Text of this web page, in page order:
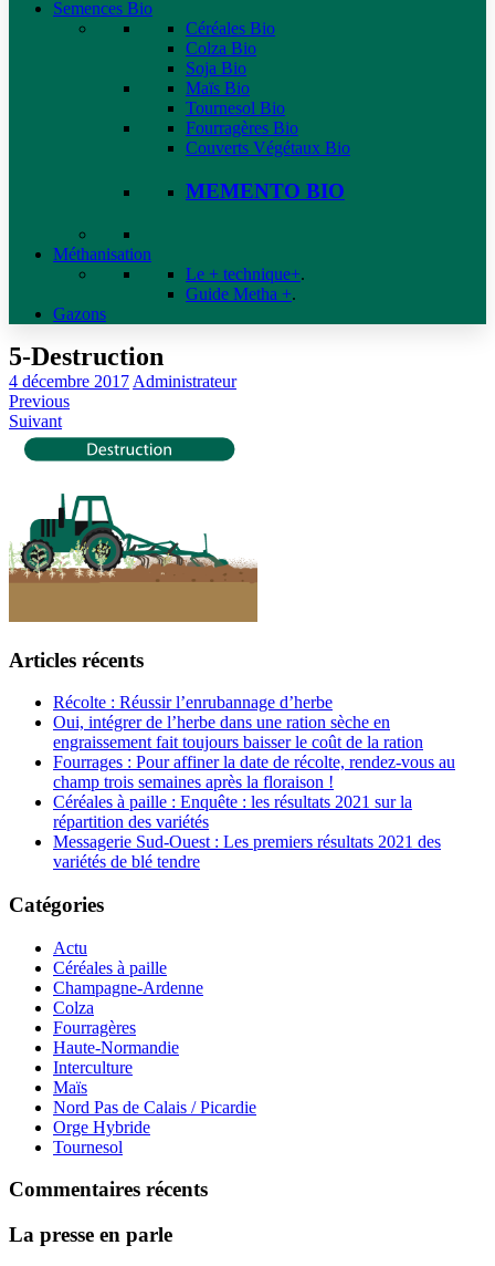
Semences Bio
Céréales Bio
Colza Bio
Soja Bio
Maïs Bio
Tournesol Bio
Fourragères Bio
Couverts Végétaux Bio
MEMENTO BIO
Méthanisation
Le + technique+.
Guide Metha +.
Gazons
5-Destruction
4 décembre 2017 Administrateur
Previous
Suivant
Articles récents
Récolte : Réussir l’enrubannage d’herbe
Oui, intégrer de l’herbe dans une ration sèche en
engraissement fait toujours baisser le coût de la ration
Fourrages : Pour affiner la date de récolte, rendez-vous au
champ trois semaines après la floraison !
Céréales à paille : Enquête : les résultats 2021 sur la
répartition des variétés
Messagerie Sud-Ouest : Les premiers résultats 2021 des
variétés de blé tendre
Catégories
Actu
Céréales à paille
Champagne-Ardenne
Colza
Fourragères
Haute-Normandie
Interculture
Maïs
Nord Pas de Calais / Picardie
Orge Hybride
Tournesol
Commentaires récents
La presse en parle